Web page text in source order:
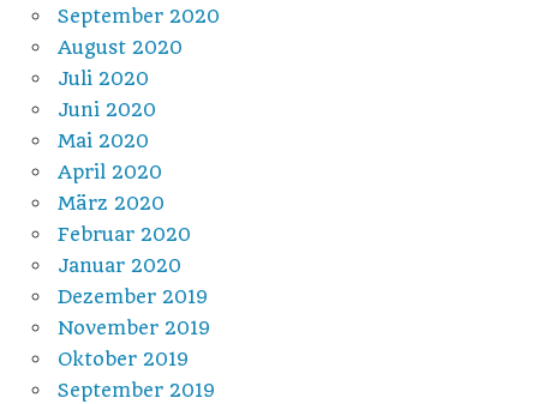
September 2020
August 2020
Juli 2020
Juni 2020
Mai 2020
April 2020
März 2020
Februar 2020
Januar 2020
Dezember 2019
November 2019
Oktober 2019
September 2019